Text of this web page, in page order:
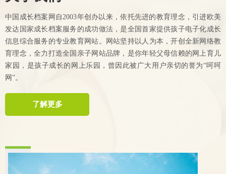
中国成长档案网自2003年创办以来，依托先进的教育理念，引进欧美
发达国家成长档案服务的成功做法，是全国首家提供孩子电子化成长
信息综合服务的专业教育网站。网站坚持以人为本，开创全新网络教
育理念，全力打造全国亲子网站品牌，是你年轻父母信赖的网上育儿
家园，是孩子成长的网上乐园，曾因此被广大用户亲切的誉为“呵呵
网”。
了解更多